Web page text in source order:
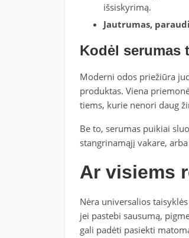
išsiskyrimą.
Jautrumas,
Kodėl serumas
Moderni odos priežiūra
produktas. Viena
tiems, kurie nenori daug
Be to, serumas puikiai
stangrinamąjį vakare,
Ar visiems
Nėra universalios
jei pastebi sausumą,
gali padėti pasiekti